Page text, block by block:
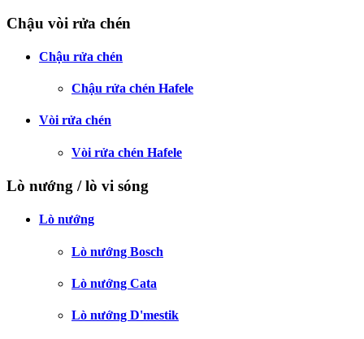
Chậu vòi rửa chén
Chậu rửa chén
Chậu rửa chén Hafele
Vòi rửa chén
Vòi rửa chén Hafele
Lò nướng / lò vi sóng
Lò nướng
Lò nướng Bosch
Lò nướng Cata
Lò nướng D'mestik